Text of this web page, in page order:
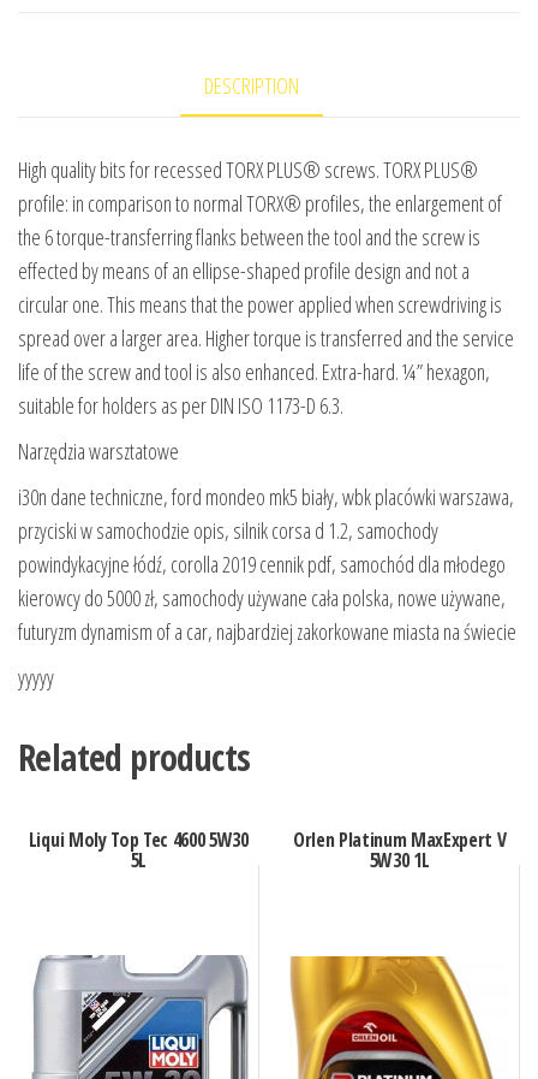
DESCRIPTION
High quality bits for recessed TORX PLUS® screws. TORX PLUS®
profile: in comparison to normal TORX® profiles, the enlargement of
the 6 torque-transferring flanks between the tool and the screw is
effected by means of an ellipse-shaped profile design and not a
circular one. This means that the power applied when screwdriving is
spread over a larger area. Higher torque is transferred and the service
life of the screw and tool is also enhanced. Extra-hard. ¼” hexagon,
suitable for holders as per DIN ISO 1173-D 6.3.
Narzędzia warsztatowe
i30n dane techniczne, ford mondeo mk5 biały, wbk placówki warszawa,
przyciski w samochodzie opis, silnik corsa d 1.2, samochody
powindykacyjne łódź, corolla 2019 cennik pdf, samochód dla młodego
kierowcy do 5000 zł, samochody używane cała polska, nowe używane,
futuryzm dynamism of a car, najbardziej zakorkowane miasta na świecie
yyyyy
Related products
Liqui Moly Top Tec 4600 5W30
5L
Orlen Platinum MaxExpert V
5W30 1L